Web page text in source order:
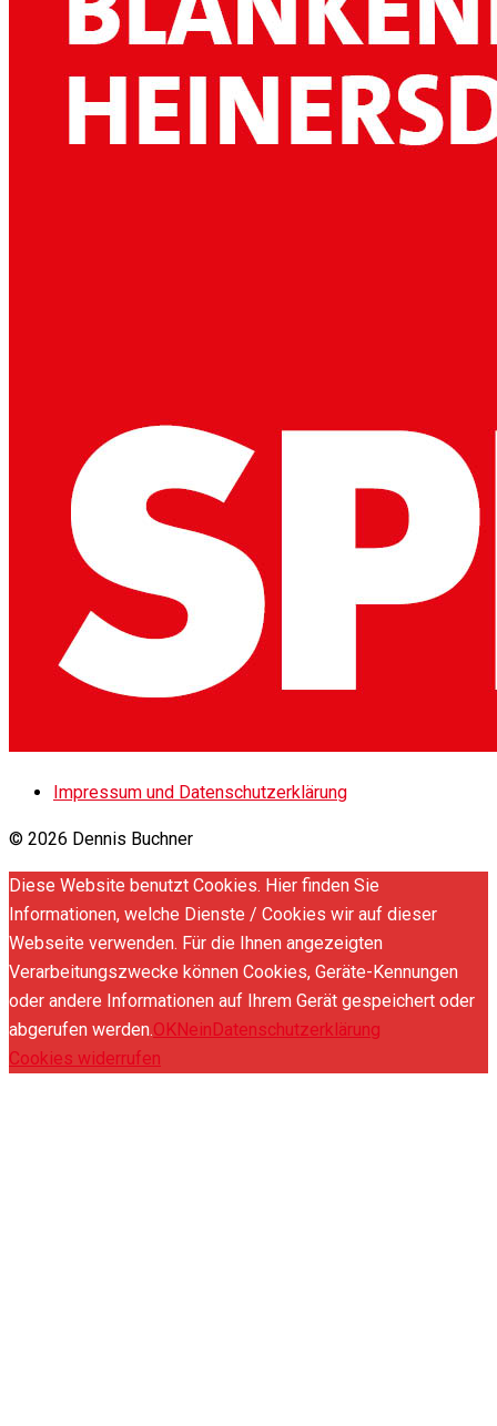
Impressum und Datenschutzerklärung
© 2026 Dennis Buchner
Diese Website benutzt Cookies. Hier finden Sie
Informationen, welche Dienste / Cookies wir auf dieser
Webseite verwenden. Für die Ihnen angezeigten
Verarbeitungszwecke können Cookies, Geräte-Kennungen
oder andere Informationen auf Ihrem Gerät gespeichert oder
abgerufen werden.OKNeinDatenschutzerklärung
Cookies widerrufen